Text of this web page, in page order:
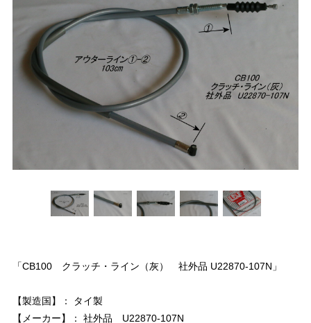
「CB100 クラッチ・ライン（灰） 社外品 U22870-107N」
【製造国】： タイ製
【メーカー】： 社外品 U22870-107N